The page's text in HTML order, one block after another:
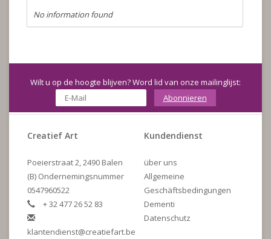
No information found
Wilt u op de hoogte blijven? Word lid van onze mailinglijst:
Abonnieren
Creatief Art
Poeierstraat 2, 2490 Balen
(B) Ondernemingsnummer
0547960522
+ 32 477 26 52 83
klantendienst@creatiefart.be
Kundendienst
über uns
Allgemeine
Geschäftsbedingungen
Dementi
Datenschutz